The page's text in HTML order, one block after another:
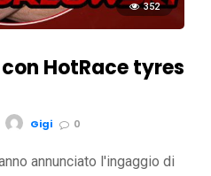
352
HotRace tyres
Gigi 0
annunciato l'ingaggio di